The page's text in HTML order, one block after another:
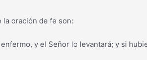
oración de fe son:
y el Señor lo levantará; y si